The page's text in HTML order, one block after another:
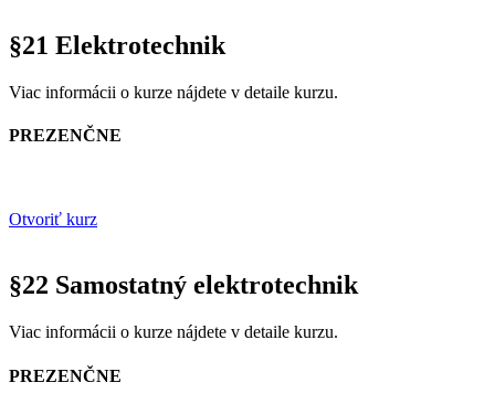
§21 Elektrotechnik
Viac informácii o kurze nájdete v detaile kurzu.
PREZENČNE
Otvoriť kurz
§22 Samostatný elektrotechnik
Viac informácii o kurze nájdete v detaile kurzu.
PREZENČNE